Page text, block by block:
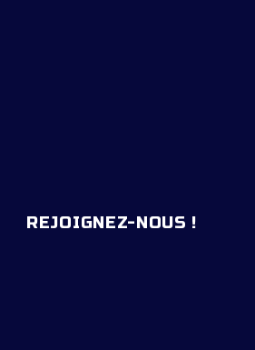
REJOIGNEZ-NOUS !